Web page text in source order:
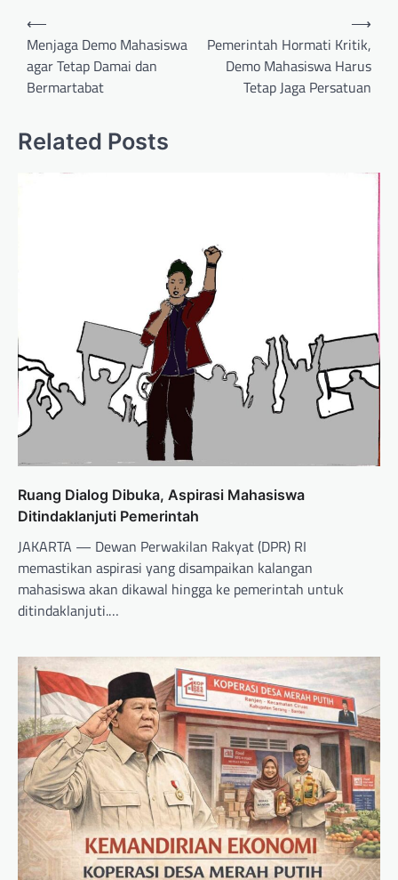
Post
navigation
⟵
Menjaga Demo Mahasiswa
agar Tetap Damai dan
Bermartabat
Pemerintah Hormati Kritik,
Demo Mahasiswa Harus
Tetap Jaga Persatuan
⟶
Related Posts
Ruang Dialog Dibuka, Aspirasi Mahasiswa
Ditindaklanjuti Pemerintah
JAKARTA — Dewan Perwakilan Rakyat (DPR) RI
memastikan aspirasi yang disampaikan kalangan
mahasiswa akan dikawal hingga ke pemerintah untuk
ditindaklanjuti.…